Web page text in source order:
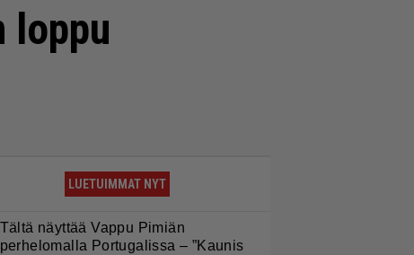
loppu
LUETUIMMAT NYT
Tältä näyttää Vappu Pimiän
perhelomalla Portugalissa – ”Kaunis